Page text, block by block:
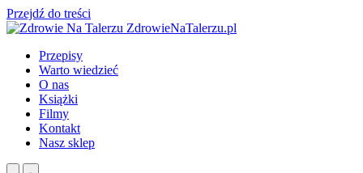
Przejdź do treści
ZdrowieNaTalerzu.pl
Przepisy
Warto wiedzieć
O nas
Książki
Filmy
Kontakt
Nasz sklep